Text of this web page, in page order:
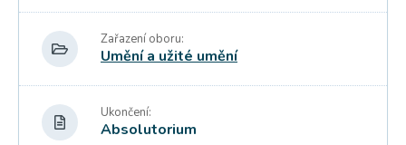
Zařazení oboru:
Umění a užité umění
Ukončení:
Absolutorium